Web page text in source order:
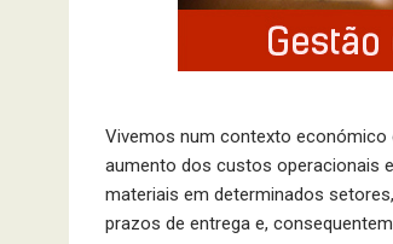
Vivemos num contexto económico
aumento dos custos operacionais
materiais em determinados
prazos de entrega e,